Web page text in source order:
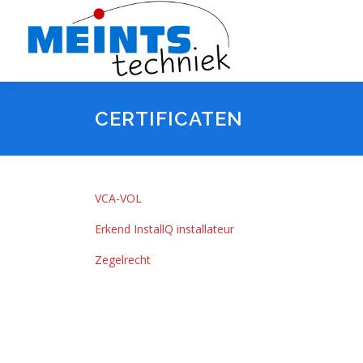
CERTIFICATEN
VCA-VOL
Erkend InstallQ installateur
Zegelrecht